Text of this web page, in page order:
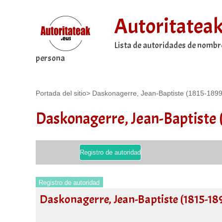
Lista de autoridades de
persona
Portada del sitio> Daskonagerre, Jean-Baptiste (1815-
Daskonagerre, Jean-Baptiste
Registro de autoridad
Registro de autoridad
Daskonagerre, Jean-Baptiste (1815-